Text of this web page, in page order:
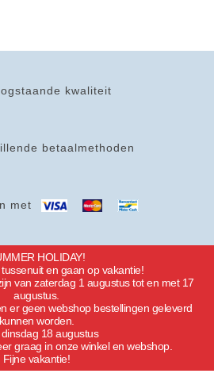
met
betaalmethoden
kwaliteit
HOLIDAY!
en gaan op vakantie!
van zaterdag 1 augustus tot en met 17
augustus.
er geen webshop bestellingen geleverd
kunnen worden.
dinsdag 18 augustus
graag in onze winkel en webshop.
Fijne vakantie!